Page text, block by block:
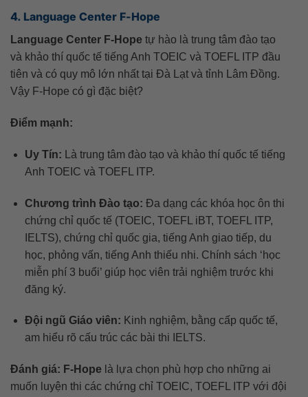
4. Language Center F-Hope
Language Center F-Hope tự hào là trung tâm đào tạo
và khảo thí quốc tế tiếng Anh TOEIC và TOEFL ITP đầu
tiên và có quy mô lớn nhất tại Đà Lạt và tỉnh Lâm Đồng.
Vậy F-Hope có gì đặc biệt?
Điểm mạnh:
Uy Tín: Là trung tâm đào tạo và khảo thí quốc tế tiếng
Anh TOEIC và TOEFL ITP.
Chương trình Đào tạo: Đa dạng các khóa học ôn thi
chứng chỉ quốc tế (TOEIC, TOEFL iBT, TOEFL ITP,
IELTS), chứng chỉ quốc gia, tiếng Anh giao tiếp, du
học, phỏng vấn, tiếng Anh thiếu nhi. Chính sách ‘học
miễn phí 3 buổi’ giúp học viên trải nghiệm trước khi
đăng ký.
Đội ngũ Giáo viên: Kinh nghiệm, bằng cấp quốc tế,
am hiểu rõ cấu trúc các bài thi IELTS.
Đánh giá: F-Hope là lựa chọn phù hợp cho những ai
muốn luyện thi các chứng chỉ TOEIC, TOEFL ITP với đội